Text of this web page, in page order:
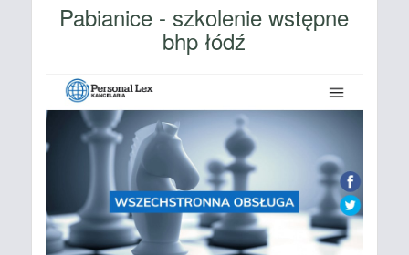
Pabianice - szkolenie wstępne
bhp łódź